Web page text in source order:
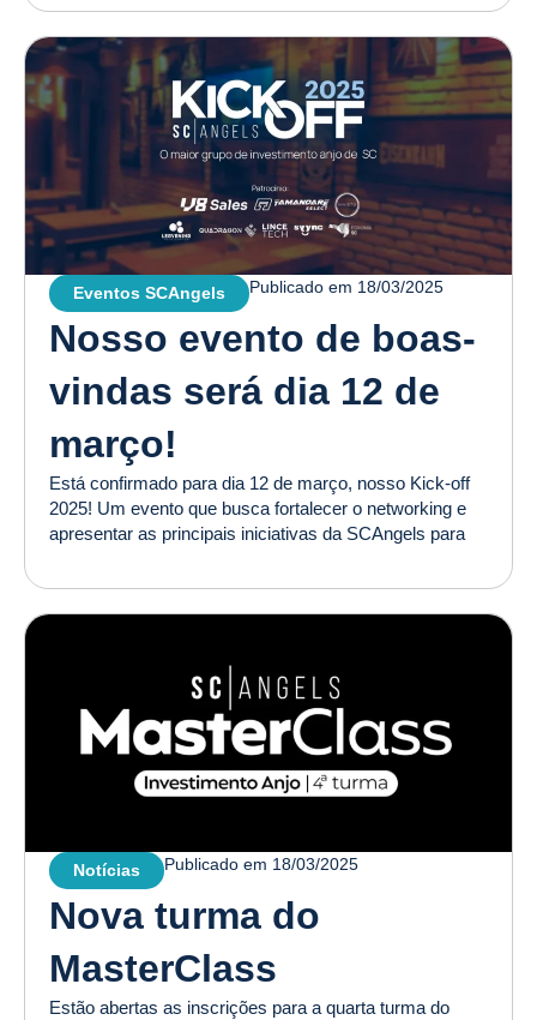
Eventos SCAngels Publicado em 18/03/2025
Nosso evento de boas-
vindas será dia 12 de
março!
Está confirmado para dia 12 de março, nosso Kick-off
2025! Um evento que busca fortalecer o networking e
apresentar as principais iniciativas da SCAngels para
Notícias Publicado em 18/03/2025
Nova turma do
MasterClass
Estão abertas as inscrições para a quarta turma do